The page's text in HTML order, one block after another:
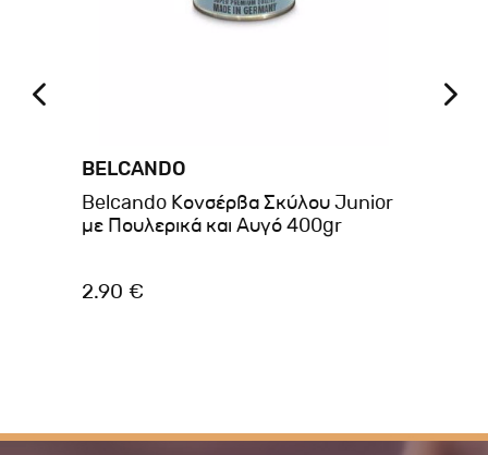
BELCANDO
Belcando Κονσέρβα Σκύλου Junior
με Πουλερικά και Αυγό 400gr
2.90 €